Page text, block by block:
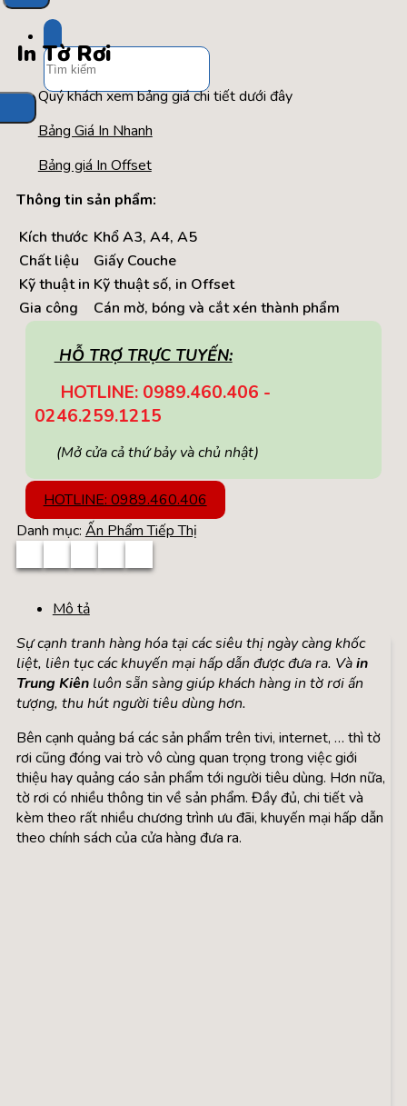
Tìm
kiếm:
In Tờ Rơi
Quý khách xem bảng giá chi tiết dưới đây
Bảng Giá In Nhanh
Bảng giá In Offset
Thông tin sản phẩm:
Kích thước Khổ A3, A4, A5
Chất liệu
Giấy Couche
Kỹ thuật in Kỹ thuật số, in Offset
Gia công
Cán mờ, bóng và cắt xén thành phẩm
HỖ TRỢ TRỰC TUYẾN:
HOTLINE: 0989.460.406 -
0246.259.1215
(Mở cửa cả thứ bảy và chủ nhật)
HOTLINE: 0989.460.406
Danh mục: Ấn Phẩm Tiếp Thị
Mô tả
Sự cạnh tranh hàng hóa tại các siêu thị ngày càng khốc
liệt, liên tục các khuyến mại hấp dẫn được đưa ra. Vàin
Trung Kiênluôn sẵn sàng giúp khách hàng in tờ rơi ấn
tượng, thu hút người tiêu dùng hơn.
Bên cạnh quảng bá các sản phẩm trên tivi, internet, … thì tờ
rơi cũng đóng vai trò vô cùng quan trọng trong việc giới
thiệu hay quảng cáo sản phẩm tới người tiêu dùng. Hơn nữa,
tờ rơi có nhiều thông tin về sản phẩm. Đầy đủ, chi tiết và
kèm theo rất nhiều chương trình ưu đãi, khuyến mại hấp dẫn
theo chính sách của cửa hàng đưa ra.